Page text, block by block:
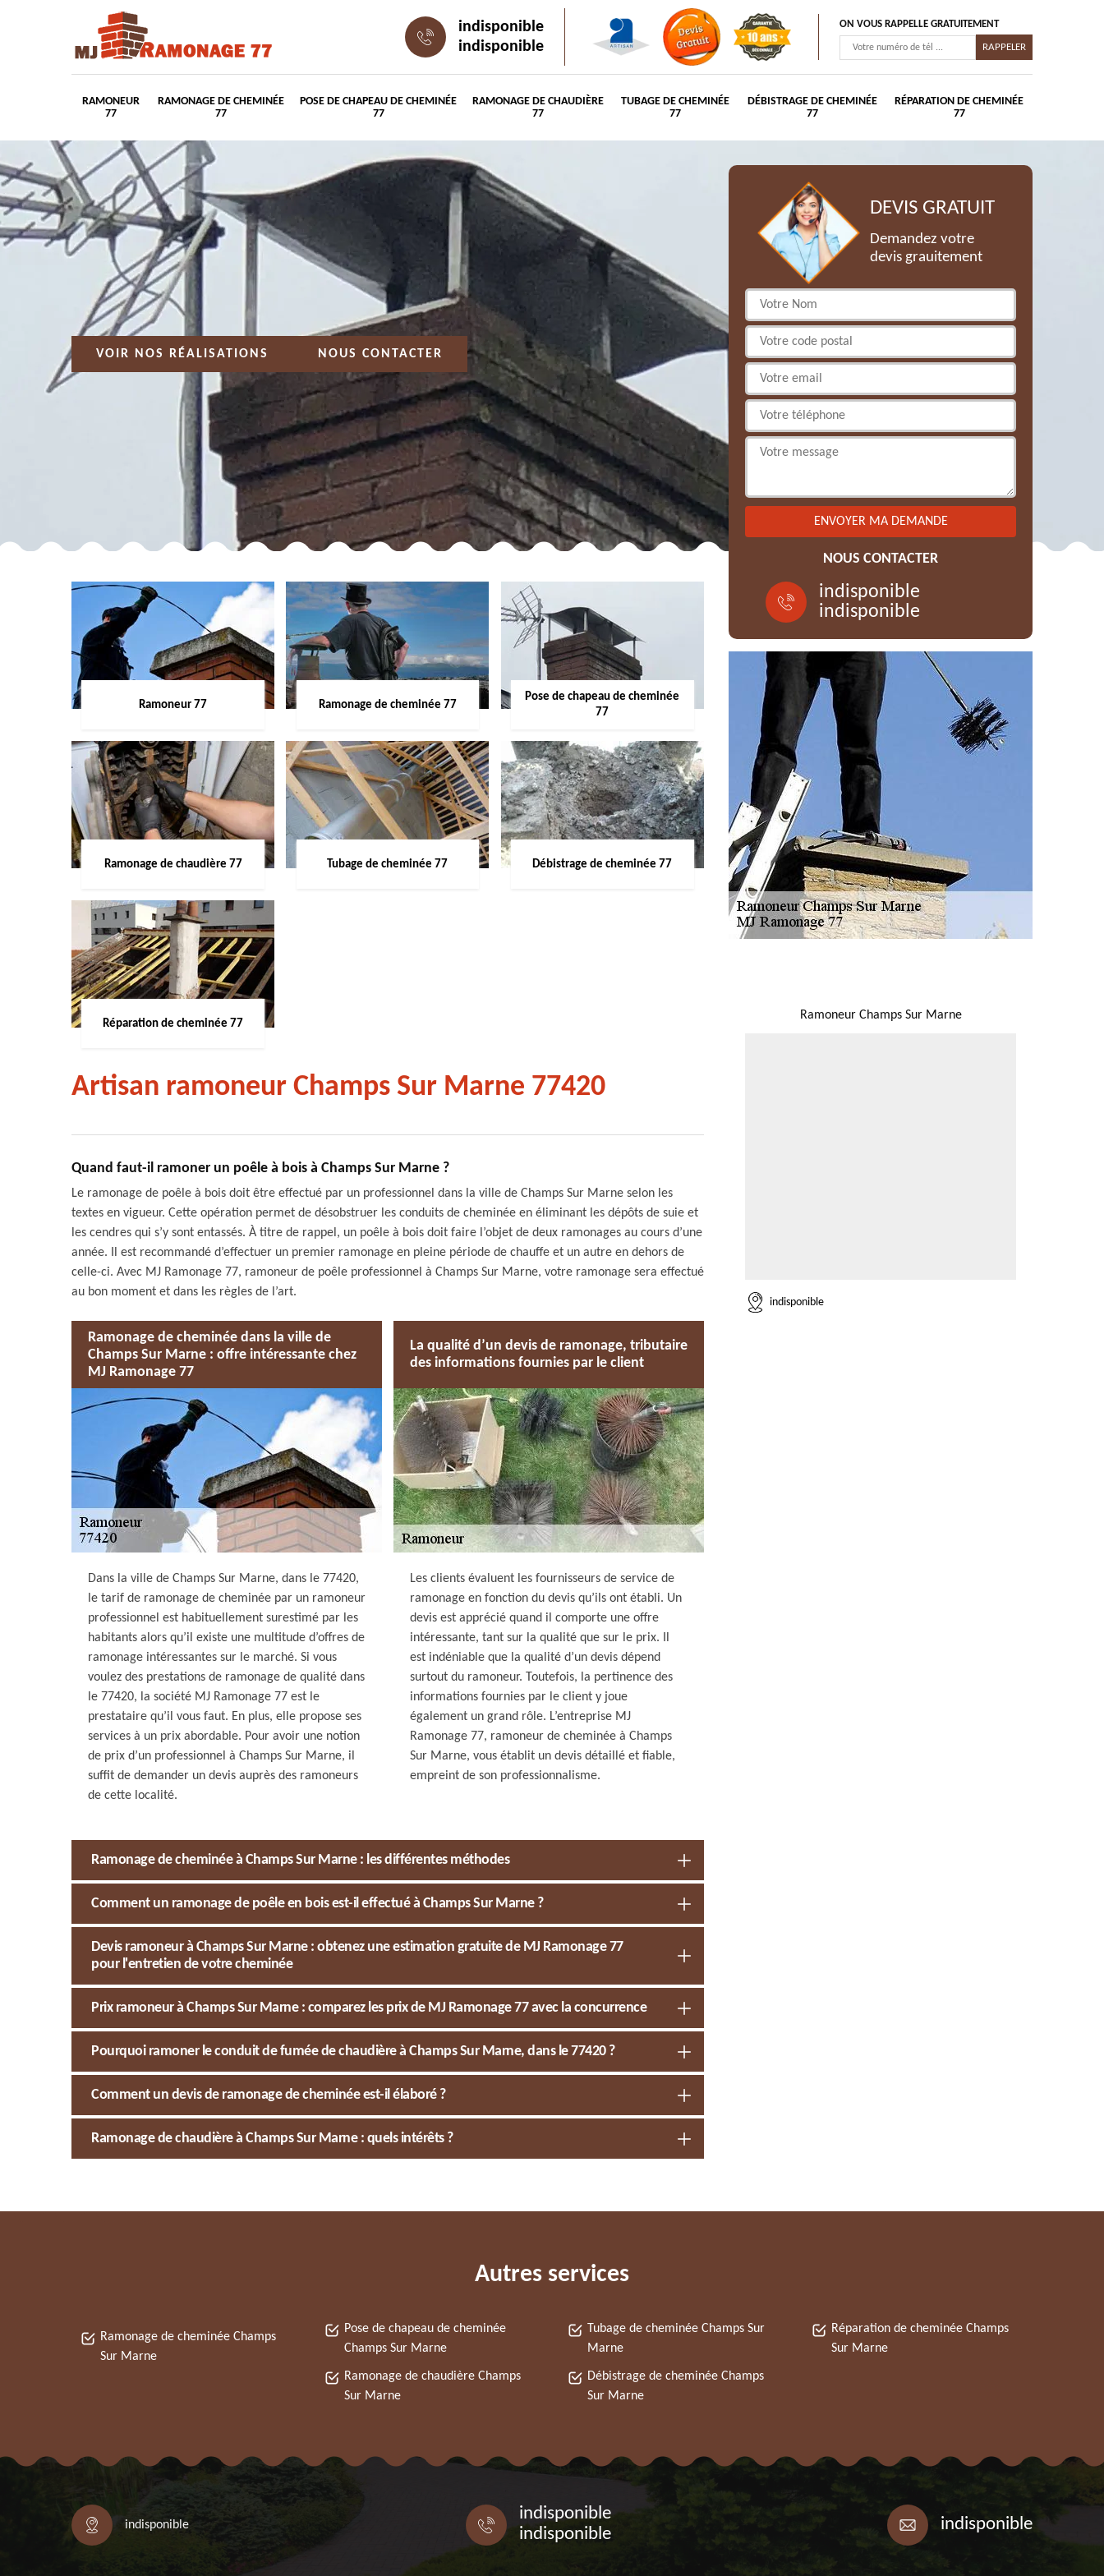
indisponible
indisponible
ON VOUS RAPPELLE GRATUITEMENT
RAMONEUR
77
RAMONAGE DE CHEMINÉE
77
POSE DE CHAPEAU DE CHEMINÉE
77
RAMONAGE DE CHAUDIÈRE
77
TUBAGE DE CHEMINÉE
77
DÉBISTRAGE DE CHEMINÉE
77
RÉPARATION DE CHEMINÉE
77
VOIR NOS RÉALISATIONS NOUS CONTACTER
Ramoneur 77 Ramonage de cheminée 77
Pose de chapeau de cheminée
77
Ramonage de chaudière 77 Tubage de cheminée 77 Débistrage de cheminée 77
Réparation de cheminée 77
Artisan ramoneur Champs Sur Marne 77420
Quand faut-il ramoner un poêle à bois à Champs Sur Marne ?
Le ramonage de poêle à bois doit être effectué par un professionnel dans la ville de Champs Sur Marne selon les
textes en vigueur. Cette opération permet de désobstruer les conduits de cheminée en éliminant les dépôts de suie et
les cendres qui s’y sont entassés. À titre de rappel, un poêle à bois doit faire l’objet de deux ramonages au cours d’une
année. Il est recommandé d’effectuer un premier ramonage en pleine période de chauffe et un autre en dehors de
celle-ci. Avec MJ Ramonage 77, ramoneur de poêle professionnel à Champs Sur Marne, votre ramonage sera effectué
au bon moment et dans les règles de l’art.
Ramonage de cheminée dans la ville de
Champs Sur Marne : offre intéressante chez
MJ Ramonage 77
Dans la ville de Champs Sur Marne, dans le 77420,
le tarif de ramonage de cheminée par un ramoneur
professionnel est habituellement surestimé par les
habitants alors qu’il existe une multitude d’offres de
ramonage intéressantes sur le marché. Si vous
voulez des prestations de ramonage de qualité dans
le 77420, la société MJ Ramonage 77 est le
prestataire qu’il vous faut. En plus, elle propose ses
services à un prix abordable. Pour avoir une notion
de prix d’un professionnel à Champs Sur Marne, il
suffit de demander un devis auprès des ramoneurs
de cette localité.
La qualité d’un devis de ramonage, tributaire
des informations fournies par le client
Les clients évaluent les fournisseurs de service de
ramonage en fonction du devis qu’ils ont établi. Un
devis est apprécié quand il comporte une offre
intéressante, tant sur la qualité que sur le prix. Il
est indéniable que la qualité d’un devis dépend
surtout du ramoneur. Toutefois, la pertinence des
informations fournies par le client y joue
également un grand rôle. L’entreprise MJ
Ramonage 77, ramoneur de cheminée à Champs
Sur Marne, vous établit un devis détaillé et fiable,
empreint de son professionnalisme.
Ramonage de cheminée à Champs Sur Marne : les différentes méthodes
Comment un ramonage de poêle en bois est-il effectué à Champs Sur Marne ?
Devis ramoneur à Champs Sur Marne : obtenez une estimation gratuite de MJ Ramonage 77
pour l'entretien de votre cheminée
Prix ramoneur à Champs Sur Marne : comparez les prix de MJ Ramonage 77 avec la concurrence
Pourquoi ramoner le conduit de fumée de chaudière à Champs Sur Marne, dans le 77420 ?
Comment un devis de ramonage de cheminée est-il élaboré ?
Ramonage de chaudière à Champs Sur Marne : quels intérêts ?
DEVIS GRATUIT
Demandez votre
devis grauitement
NOUS CONTACTER
indisponible
indisponible
Ramoneur Champs Sur Marne
indisponible
Autres services
Ramonage de cheminée Champs
Sur Marne
Pose de chapeau de cheminée
Champs Sur Marne
Ramonage de chaudière Champs
Sur Marne
Tubage de cheminée Champs Sur
Marne
Débistrage de cheminée Champs
Sur Marne
Réparation de cheminée Champs
Sur Marne
indisponible
indisponible
indisponible
indisponible